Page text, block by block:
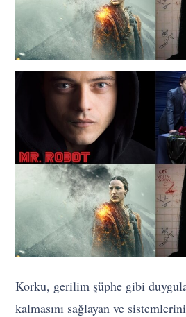
Korku, gerilim şüphe gibi
kalmasını sağlayan ve